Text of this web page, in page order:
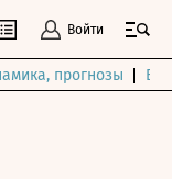
Войти
прогнозы